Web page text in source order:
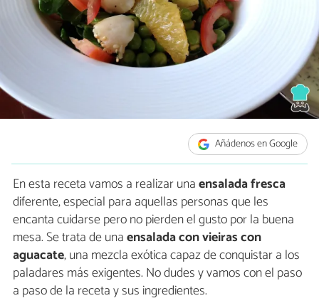
Añádenos en Google
En esta receta vamos a realizar unaensalada fresca
diferente, especial para aquellas personas que les
encanta cuidarse pero no pierden el gusto por la buena
mesa. Se trata de unaensalada con vieiras con
aguacate, una mezcla exótica capaz de conquistar a los
paladares más exigentes. No dudes y vamos con el paso
a paso de la receta y sus ingredientes.